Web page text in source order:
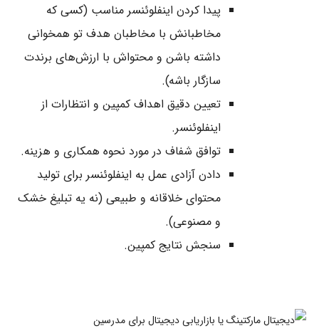
پیدا کردن اینفلوئنسر مناسب (کسی که
مخاطبانش با مخاطبان هدف تو همخوانی
داشته باشن و محتواش با ارزش‌های برندت
سازگار باشه).
تعیین دقیق اهداف کمپین و انتظارات از
اینفلوئنسر.
توافق شفاف در مورد نحوه همکاری و هزینه.
دادن آزادی عمل به اینفلوئنسر برای تولید
محتوای خلاقانه و طبیعی (نه یه تبلیغ خشک
و مصنوعی).
سنجش نتایج کمپین.